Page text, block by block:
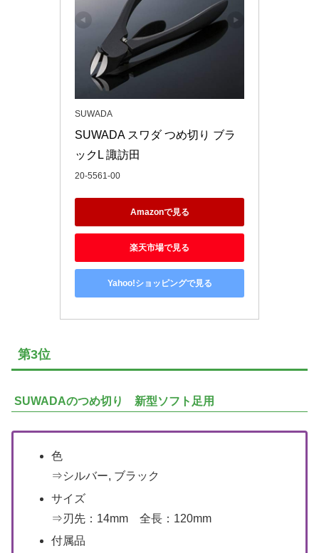
SUWADA
SUWADA スワダ つめ切り ブラ
ックL 諏訪田
20-5561-00
Amazonで見る
楽天市場で見る
Yahoo!ショッピングで見る
第3位
SUWADAのつめ切り 新型ソフト足用
色
⇒シルバー, ブラック
サイズ
⇒刃先：14mm 全長：120mm
付属品